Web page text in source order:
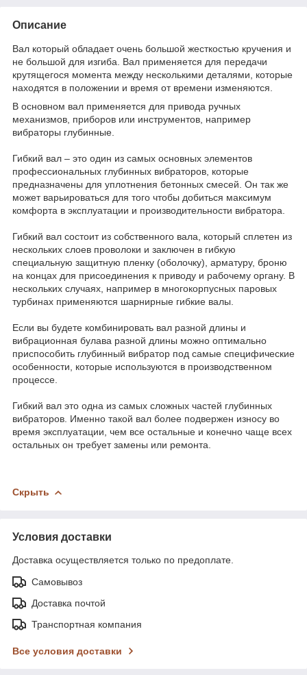
Описание
Вал который обладает очень большой жесткостью кручения и
не большой для изгиба. Вал применяется для передачи
крутящегося момента между несколькими деталями, которые
находятся в положении и время от времени изменяются.
В основном вал применяется для привода ручных
механизмов, приборов или инструментов, например
вибраторы глубинные.
Гибкий вал – это один из самых основных элементов
профессиональных глубинных вибраторов, которые
предназначены для уплотнения бетонных смесей. Он так же
может варьироваться для того чтобы добиться максимум
комфорта в эксплуатации и производительности вибратора.
Гибкий вал состоит из собственного вала, который сплетен из
нескольких слоев проволоки и заключен в гибкую
специальную защитную пленку (оболочку), арматуру, броню
на концах для присоединения к приводу и рабочему органу. В
нескольких случаях, например в многокорпусных паровых
турбинах применяются шарнирные гибкие валы.
Если вы будете комбинировать вал разной длины и
вибрационная булава разной длины можно оптимально
приспособить глубинный вибратор под самые специфические
особенности, которые используются в производственном
процессе.
Гибкий вал это одна из самых сложных частей глубинных
вибраторов. Именно такой вал более подвержен износу во
время эксплуатации, чем все остальные и конечно чаще всех
остальных он требует замены или ремонта.
Скрыть
Условия доставки
Доставка осуществляется только по предоплате.
Самовывоз
Доставка почтой
Транспортная компания
Все условия доставки